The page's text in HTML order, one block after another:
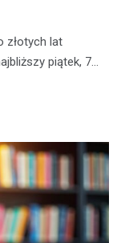
złotych lat
piątek, 7…